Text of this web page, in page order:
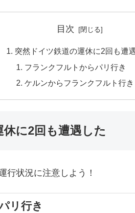
目次
突然ドイツ鉄道の運休に2回も遭
フランクフルトからパリ行き
ケルンからフランクフルト行き
に2回も遭遇した
行状況に注意しよう！
リ行き